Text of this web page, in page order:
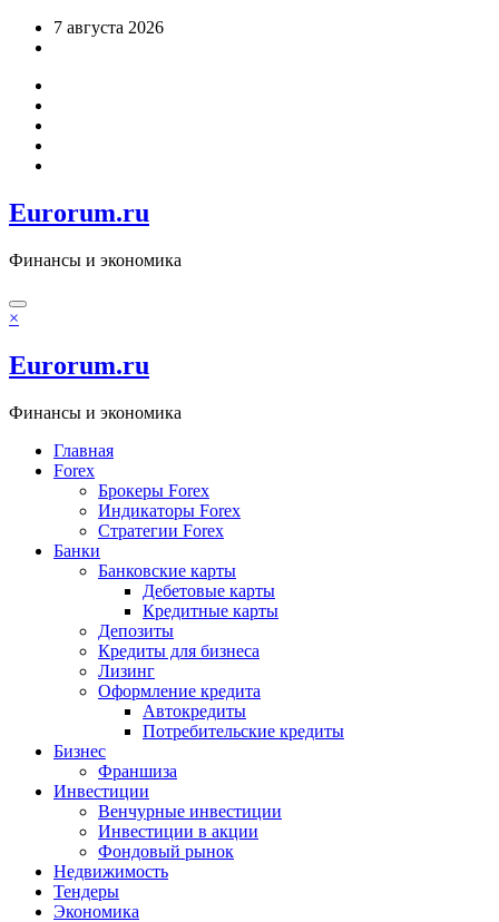
Перейти7 августа 2026
Eurorum.ru
Финансы и экономика
×
Eurorum.ru
Финансы и экономика
Главная
Forex
Брокеры Forex
Индикаторы Forex
Стратегии Forex
Банки
Банковские карты
Дебетовые карты
Кредитные карты
Депозиты
Кредиты для бизнеса
Лизинг
Оформление кредита
Автокредиты
Потребительские кредиты
Бизнес
Франшиза
Инвестиции
Венчурные инвестиции
Инвестиции в акции
Фондовый рынок
Недвижимость
Тендеры
Экономика